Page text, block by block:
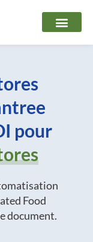
pour
Food
document.